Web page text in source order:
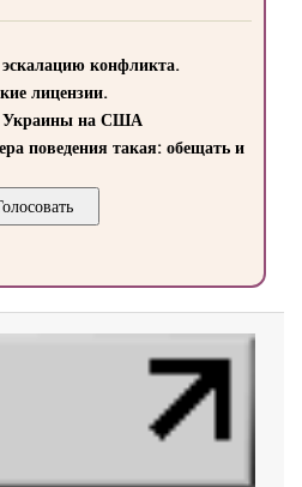
конфликта.
лицензии.
Украины на США
поведения такая: обещать и